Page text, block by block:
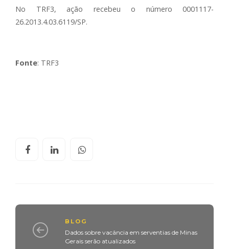
No TRF3, ação recebeu o número 0001117-
26.2013.4.03.6119/SP.
Fonte: TRF3
BLOG
Dados sobre vacância em serventias de Minas
Gerais serão atualizados